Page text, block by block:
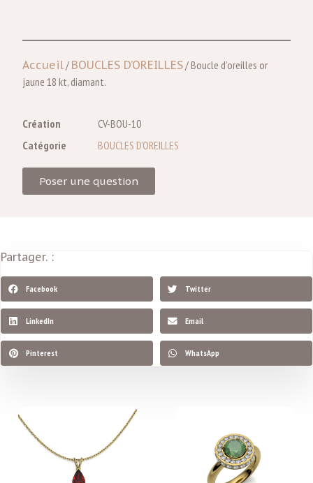
Accueil/ BOUCLES D’OREILLES/ Boucle d’oreilles or
jaune 18 kt, diamant.
Création
CV-BOU-10
Catégorie
BOUCLES D’OREILLES
Poser une question
Partager. :
Facebook Twitter
LinkedIn Email
Pinterest WhatsApp